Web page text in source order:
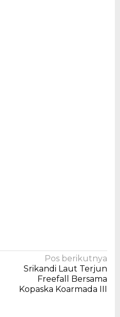
Pos berikutnya
Srikandi Laut Terjun
Freefall Bersama
Kopaska Koarmada III